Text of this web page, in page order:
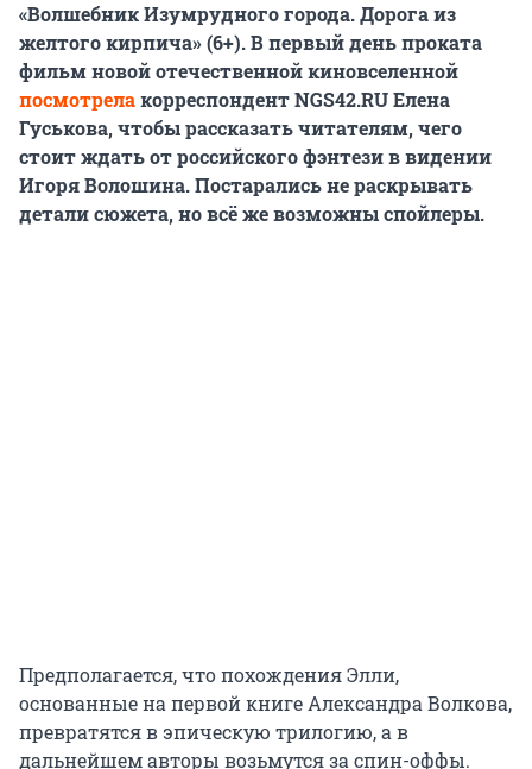
«Волшебник Изумрудного города. Дорога из
желтого кирпича» (6+). В первый день проката
фильм новой отечественной киновселенной
посмотрелакорреспондент NGS42.RU Елена
Гуськова, чтобы рассказать читателям, чего
стоит ждать от российского фэнтези в видении
Игоря Волошина. Постарались не раскрывать
детали сюжета, но всё же возможны спойлеры.
Предполагается, что похождения Элли,
основанные на первой книге Александра Волкова,
превратятся в эпическую трилогию, а в
дальнейшем авторы возьмутся за спин-оффы.